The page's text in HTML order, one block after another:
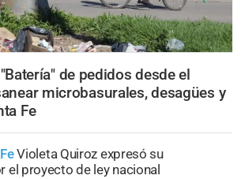
"Batería" de pedidos desde el
microbasurales, desagües y
Fe
Violeta Quiroz expresó su
el proyecto de ley nacional